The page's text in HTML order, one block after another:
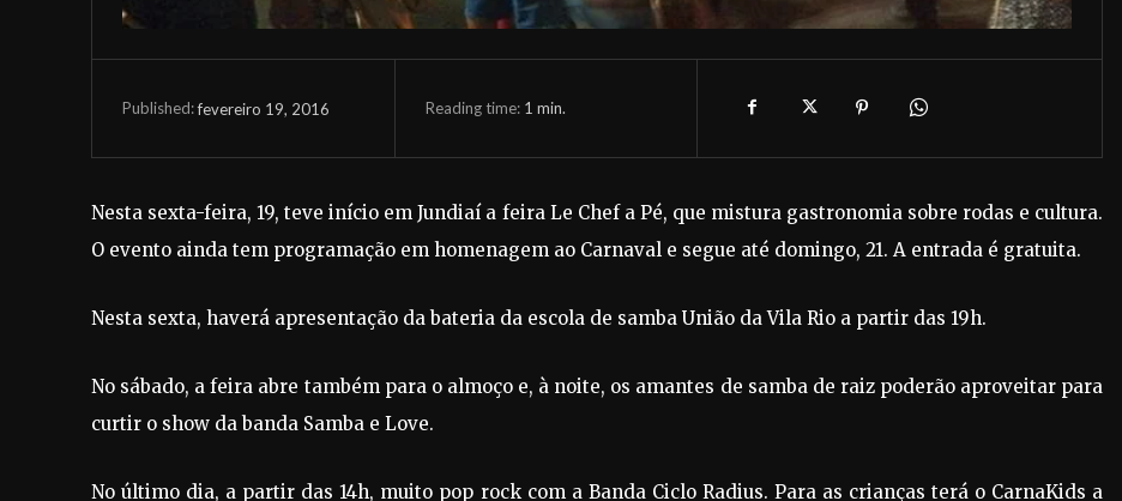
Published:fevereiro 19, 2016 Reading time: 1 min.
Nesta sexta-feira, 19, teve início em Jundiaí a feira Le Chef a Pé, que mistura gastronomia sobre rodas e cultura.
O evento ainda tem programação em homenagem ao Carnaval e segue até domingo, 21. A entrada é gratuita.
Nesta sexta, haverá apresentação da bateria da escola de samba União da Vila Rio a partir das 19h.
No sábado, a feira abre também para o almoço e, à noite, os amantes de samba de raiz poderão aproveitar para
curtir o show da banda Samba e Love.
No último dia, a partir das 14h, muito pop rock com a Banda Ciclo Radius. Para as crianças terá o CarnaKids a